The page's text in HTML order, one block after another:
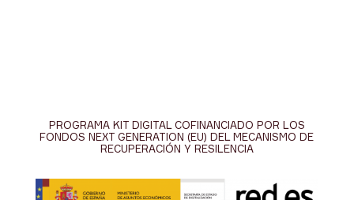
PROGRAMA KIT DIGITAL COFINANCIADO POR LOS
FONDOS NEXT GENERATION (EU) DEL MECANISMO DE
RECUPERACIÓN Y RESILENCIA